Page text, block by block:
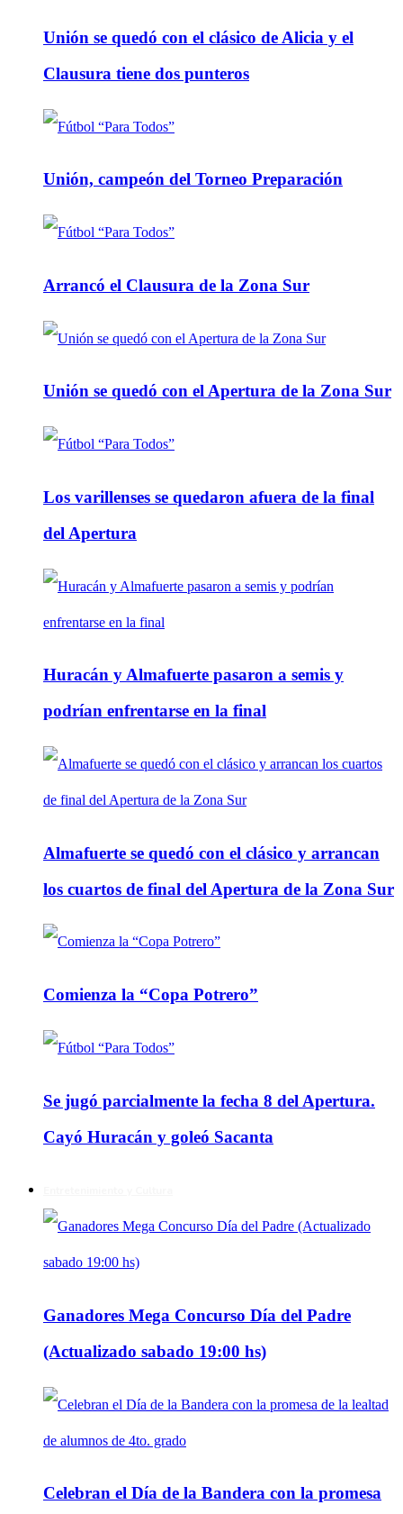
Unión se quedó con el clásico de Alicia y el
Clausura tiene dos punteros
Unión, campeón del Torneo Preparación
Arrancó el Clausura de la Zona Sur
Unión se quedó con el Apertura de la Zona Sur
Los varillenses se quedaron afuera de la final
del Apertura
Huracán y Almafuerte pasaron a semis y
podrían enfrentarse en la final
Almafuerte se quedó con el clásico y arrancan
los cuartos de final del Apertura de la Zona Sur
Comienza la “Copa Potrero”
Se jugó parcialmente la fecha 8 del Apertura.
Cayó Huracán y goleó Sacanta
Ganadores Mega Concurso Día del Padre
(Actualizado sabado 19:00 hs)
Celebran el Día de la Bandera con la promesa